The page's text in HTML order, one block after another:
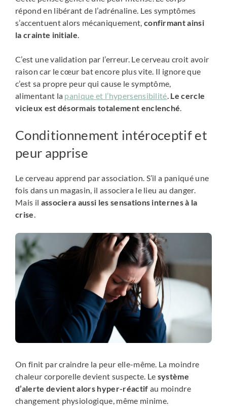
répond en libérant de l’adrénaline. Les symptômes
s’accentuent alors mécaniquement, confirmant ainsi
la crainte initiale.
C’est une validation par l’erreur. Le cerveau croit avoir
raison car le cœur bat encore plus vite. Il ignore que
c’est sa propre peur qui cause le symptôme,
alimentant la panique et l’hypersensibilité. Le cercle
vicieux est désormais totalement enclenché.
Conditionnement intéroceptif et
peur apprise
Le cerveau apprend par association. S’il a paniqué une
fois dans un magasin, il associera le lieu au danger.
Mais il associera aussi les sensations internes à la
crise.
On finit par craindre la peur elle-même. La moindre
chaleur corporelle devient suspecte. Le système
d’alerte devient alors hyper-réactif au moindre
changement physiologique, même minime.